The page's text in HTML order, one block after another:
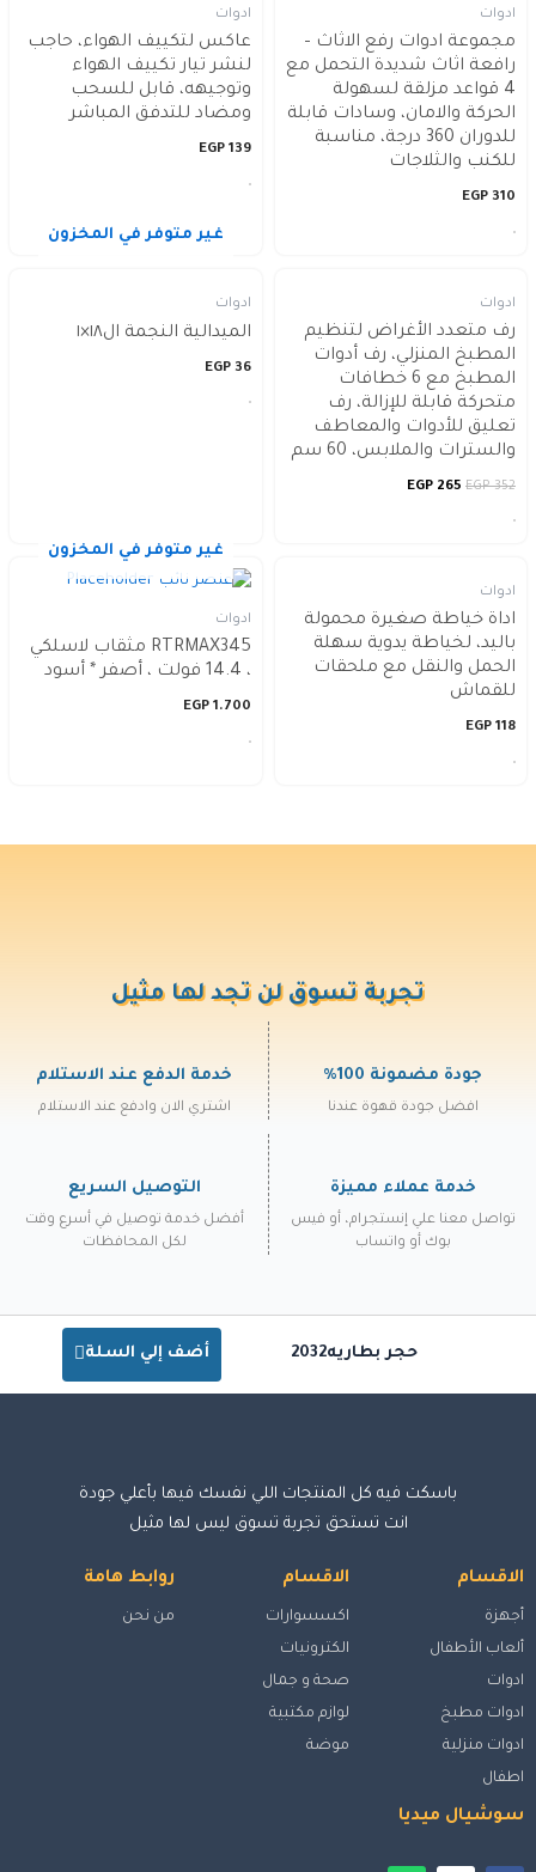
ادوات
مجموعة ادوات رفع الاثاث –
رافعة اثاث شديدة التحمل مع
4 قواعد مزلقة لسهولة
الحركة والامان، وسادات قابلة
للدوران 360 درجة، مناسبة
للكنب والثلاجات
310
EGP
ادوات
عاكس لتكييف الهواء، حاجب
لنشر تيار تكييف الهواء
وتوجيهه، قابل للسحب
ومضاد للتدفق المباشر
139
EGP
ادوات
رف متعدد الأغراض لتنظيم
المطبخ المنزلي، رف أدوات
المطبخ مع 6 خطافات
متحركة قابلة للإزالة، رف
تعليق للأدوات والمعاطف
والسترات والملابس، 60 سم
352
EGP
265
EGP
غير متوفر في المخزون
ادوات
الميدالية النجمة ال١٨×١
36
EGP
ادوات
اداة خياطة صغيرة محمولة
باليد، لخياطة يدوية سهلة
الحمل والنقل مع ملحقات
للقماش
118
EGP
غير متوفر في المخزون
ادوات
RTRMAX345 مثقاب لاسلكي
، 14.4 فولت ، أصفر * أسود
1.700
EGP
تجربة تسوق لن تجد لها مثيل
جودة مضمونة 100%
افضل جودة قهوة عندنا
خدمة الدفع عند الاستلام
اشتري الان وادفع عند الاستلام
خدمة عملاء مميزة
تواصل معنا علي إنستجرام، أو فيس
بوك أو واتساب
التوصيل السريع
أفضل خدمة توصيل في أسرع وقت
لكل المحافظات
حجر بطاريه2032 أضف إلي السلة
باسكت فيه كل المنتجات اللي نفسك فيها بأعلي جودة
انت تستحق تجربة تسوق ليس لها مثيل
الاقسام
أجهزة
ألعاب الأطفال
ادوات
ادوات مطبخ
ادوات منزلية
اطفال
الاقسام
اكسسوارات
الكترونيات
صحة و جمال
لوازم مكتبية
موضة
روابط هامة
من نحن
سوشيال ميديا